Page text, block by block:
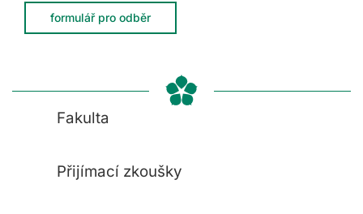
formulář pro odběr
Fakulta
Přijímací zkoušky